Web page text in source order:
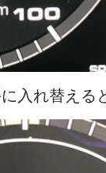
入れ替える